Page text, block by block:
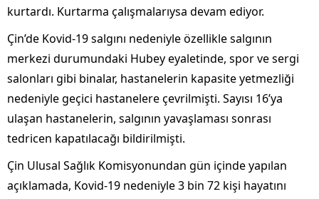
kurtardı. Kurtarma çalışmalarıysa devam ediyor.
Çin’de Kovid-19 salgını nedeniyle özellikle salgının
merkezi durumundaki Hubey eyaletinde, spor ve sergi
salonları gibi binalar, hastanelerin kapasite yetmezliği
nedeniyle geçici hastanelere çevrilmişti. Sayısı 16’ya
ulaşan hastanelerin, salgının yavaşlaması sonrası
tedricen kapatılacağı bildirilmişti.
Çin Ulusal Sağlık Komisyonundan gün içinde yapılan
açıklamada, Kovid-19 nedeniyle 3 bin 72 kişi hayatını